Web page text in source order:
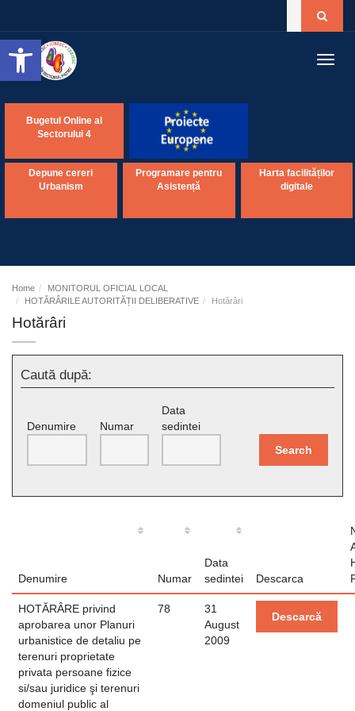
Open toolbar
Bugetul Online al
Sectorului 4
Depune cereri
Urbanism
Programare pentru
Asistență
Harta facilităților
digitale
Home
MONITORUL OFICIAL LOCAL
HOTĂRÂRILE AUTORITĂȚII DELIBERATIVE
Hotărâri
Hotărâri
Caută după:
Denumire Numar
Data
sedintei
Search
Denumire Numar
Data
sedintei
Descarca
HOTĂRÂRE privind
aprobarea unor Planuri
urbanistice de detaliu pe
terenuri proprietate
privata persoane fizice
si/sau juridice şi terenuri
domeniul public al
78
31
August
2009
Descarcă